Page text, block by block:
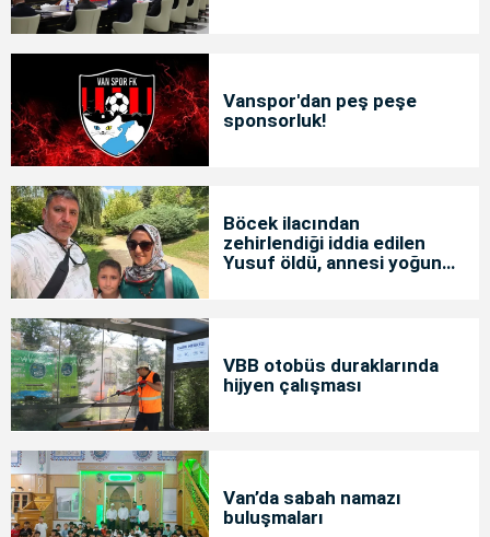
Vanspor'dan peş peşe
sponsorluk!
Böcek ilacından
zehirlendiği iddia edilen
Yusuf öldü, annesi yoğun
VBB otobüs duraklarında
hijyen çalışması
Van’da sabah namazı
buluşmaları